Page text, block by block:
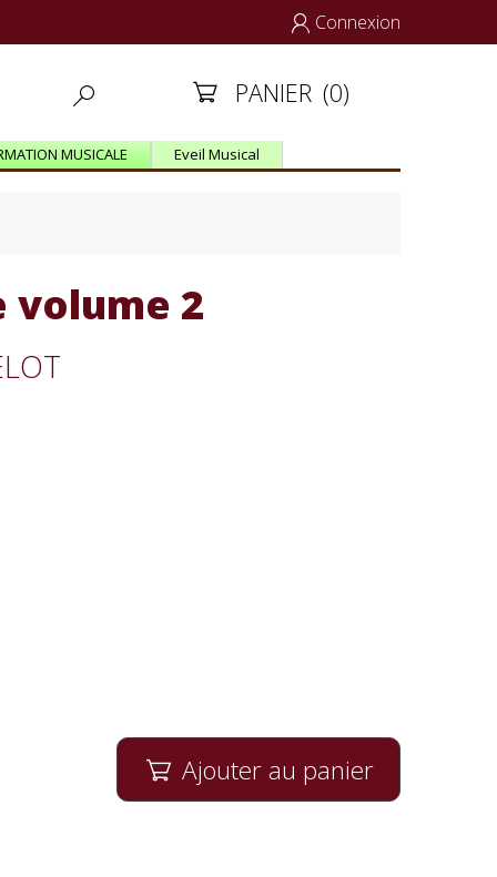
 Connexion
  PANIER (0)
MUSICALE Eveil Musical
volume 2
 Ajouter au panier